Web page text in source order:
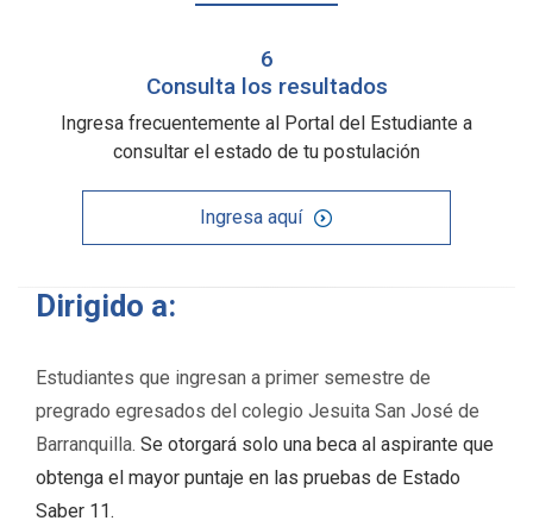
6
Consulta los resultados
Ingresa frecuentemente al Portal del Estudiante a
consultar el estado de tu postulación
Ingresa aquí
Dirigido a:
Estudiantes que ingresan a primer semestre de
pregrado egresados del colegio Jesuita San José de
Barranquilla. Se otorgará solo una beca al aspirante que
obtenga el mayor puntaje en las pruebas de Estado
Saber 11.